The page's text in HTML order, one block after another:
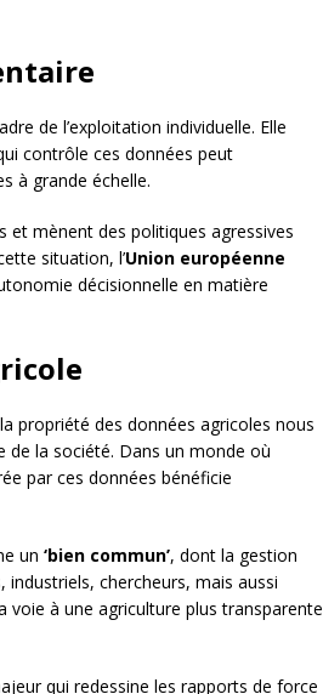
de l’exploitation individuelle. Elle
contrôle ces données peut
à grande échelle.
et mènent des politiques agressives
situation, l’Union européenne
décisionnelle en matière
propriété des données agricoles nous
de la société. Dans un monde où
par ces données bénéficie
un ‘bien commun’, dont la gestion
industriels, chercheurs, mais aussi
à une agriculture plus transparente
qui redessine les rapports de force